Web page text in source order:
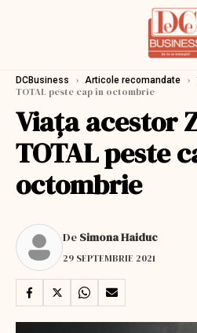
DCBusiness › Articole recomandate ›
TOTAL peste cap în octombrie
Viața acestor
TOTAL peste
octombrie
De Simona Haiduc
29 SEPTEMBRIE 2021